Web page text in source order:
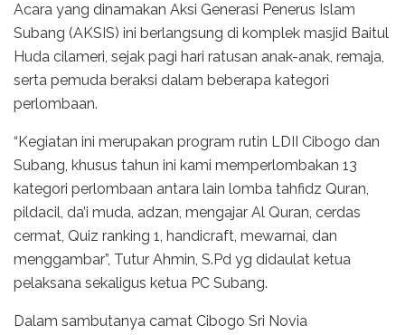
Acara yang dinamakan Aksi Generasi Penerus Islam
Subang (AKSIS) ini berlangsung di komplek masjid Baitul
Huda cilameri, sejak pagi hari ratusan anak-anak, remaja,
serta pemuda beraksi dalam beberapa kategori
perlombaan.
“Kegiatan ini merupakan program rutin LDII Cibogo dan
Subang, khusus tahun ini kami memperlombakan 13
kategori perlombaan antara lain lomba tahfidz Quran,
pildacil, da’i muda, adzan, mengajar Al Quran, cerdas
cermat, Quiz ranking 1, handicraft, mewarnai, dan
menggambar”, Tutur Ahmin, S.Pd yg didaulat ketua
pelaksana sekaligus ketua PC Subang.
Dalam sambutanya camat Cibogo Sri Novia